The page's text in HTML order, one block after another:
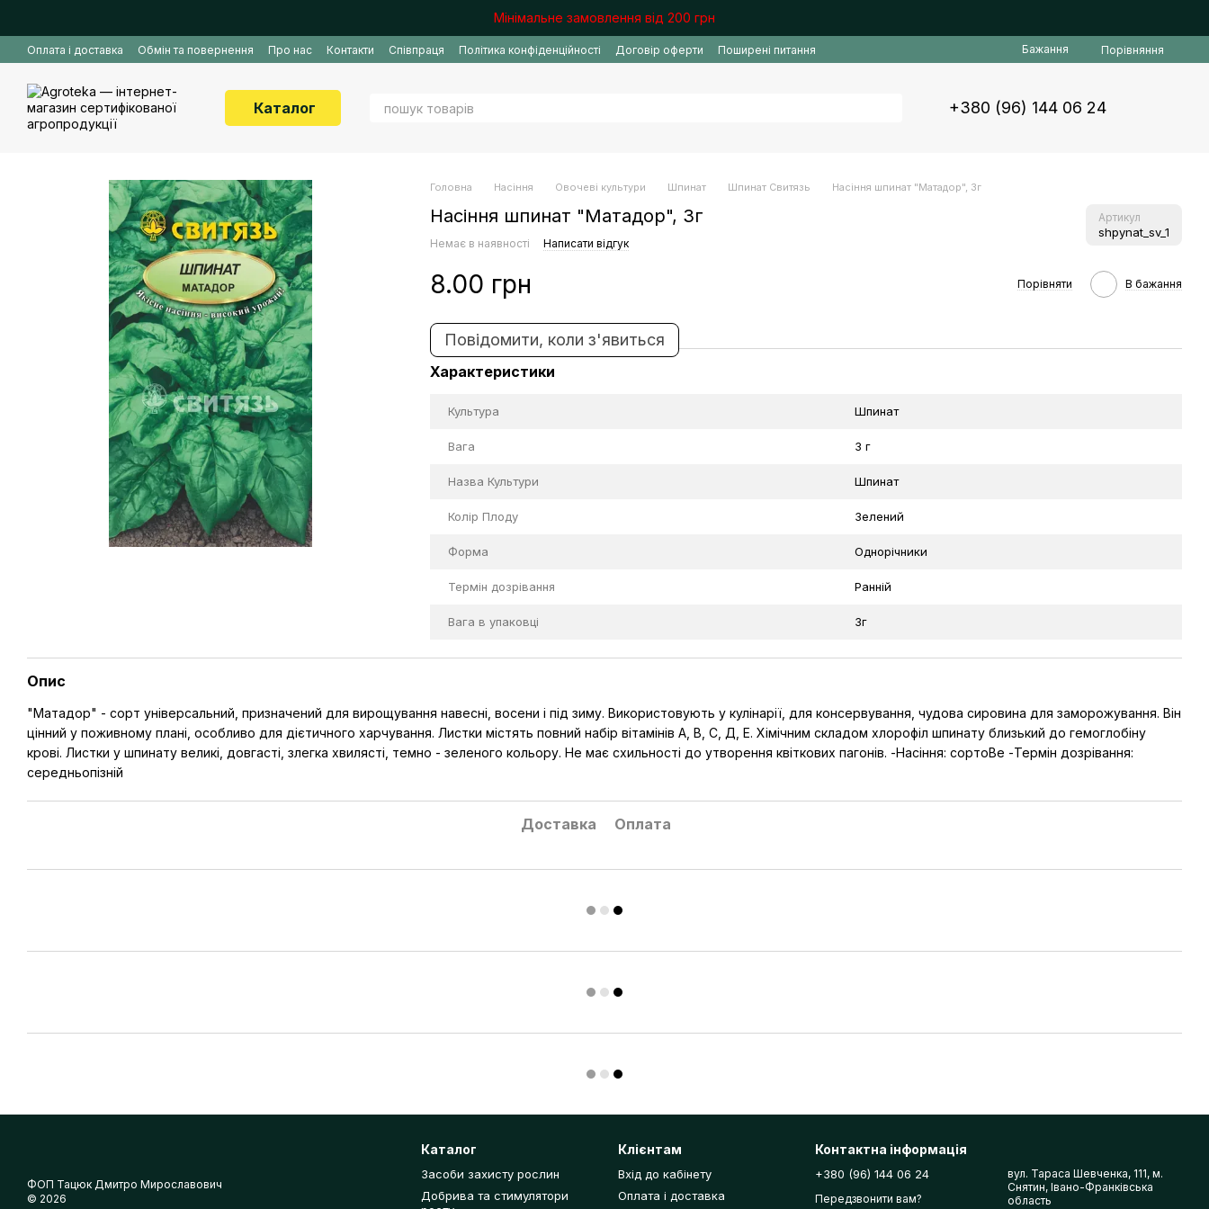
Мінімальне замовлення від 200 грн
Оплата і доставка Обмін та повернення Про нас Контакти Співпраця Політика конфіденційності Договір оферти Поширені питання Бажання Порівняння
Каталог +380 (96) 144 06 24
Головна Насіння Овочеві культури Шпинат Шпинат Свитязь Насіння шпинат "Матадор", 3г
Насіння шпинат "Матадор", 3г Артикул
shpynat_sv_1
Немає в наявності Написати відгук
8.00 грн Порівняти В бажання
Повідомити, коли з'явиться
Характеристики
Культура Шпинат
Вага 3 г
Назва Культури Шпинат
Колір Плоду Зелений
Форма Однорічники
Термін дозрівання Ранній
Вага в упаковці 3г
Опис
"Матадор" - сорт універсальний, призначений для вирощування навесні, восени і під зиму. Використовують у кулінарії, для консервування, чудова сировина для заморожування. Він
цінний у поживному плані, особливо для дієтичного харчування. Листки містять повний набір вітамінів А, В, С, Д, Е. Хімічним складом хлорофіл шпинату близький до гемоглобіну
крові. Листки у шпинату великі, довгасті, злегка хвилясті, темно - зеленого кольору. Не має схильності до утворення квіткових пагонів. -Насіння: сортоВе -Термін дозрівання:
середньопізній
Доставка Оплата
ФОП Тацюк Дмитро Мирославович
© 2026
Каталог
Засоби захисту рослин
Добрива та стимулятори
Клієнтам
Вхід до кабінету
Оплата і доставка
Контактна інформація
+380 (96) 144 06 24
Передзвонити вам?
вул. Тараса Шевченка, 111, м.
Снятин, Івано-Франківська
область